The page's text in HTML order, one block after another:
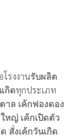
โรงงานรับผลิต
กิดทุกประเภท
าล เค้กฟองดอง
ใหญ่ เค้กเปิดตัว
สั่งเค้กวันเกิด